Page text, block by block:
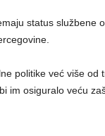
status službene
politike već više od
im osiguralo veću